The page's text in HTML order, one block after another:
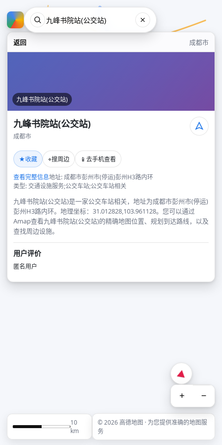
返回 成都市
九峰书院站(公交站)
九峰书院站(公交站)
成都市
★收藏 ⌖搜周边 📱 去手机查看
查看完整信息地址: 成都市彭州市(停运)彭州H3路内环
类型: 交通设施服务;公交车站;公交车站相关
九峰书院站(公交站)是一家公交车站相关，地址为成都市彭州市(停运)
彭州H3路内环。地理坐标：31.012828,103.961128。您可以通过
Amap查看九峰书院站(公交站)的精确地图位置、规划到达路线，以及
查找周边设施。
用户评价
匿名用户
+ −
10
km
© 2026 高德地图 · 为您提供准确的地图服
务